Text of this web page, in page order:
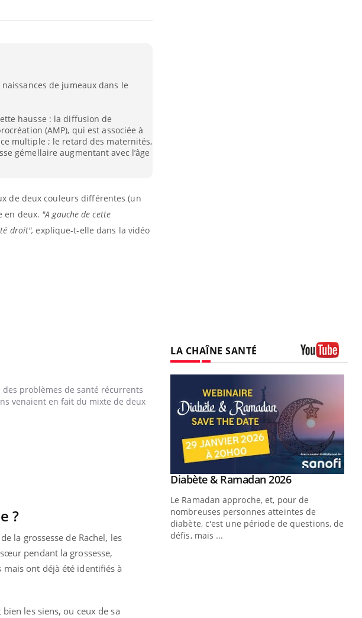
de jumeaux dans le
hausse : la diffusion de
(AMP), qui est associée à
multiple ; le retard des maternités,
gémellaire augmentant avec l’âge
de deux couleurs différentes (un
en deux. "A gauche de cette
droit", explique-t-elle dans la vidéo
problèmes de santé récurrents
venaient en fait du mixte de deux
?
la grossesse de Rachel, les
pendant la grossesse,
mais ont déjà été identifiés à
les siens, ou ceux de sa
LA CHAÎNE SANTÉ
arrive… et avec lui, un tout nouveau
de vie ! Vacances, plage, piscine,
activités en plein air… Nos mains
Youtube
Diabète & Ramadan 2026Youtube
Le Ramadan approche, et, pour de
nombreuses personnes atteintes de
diabète, c'est une période de questions, de
défis, mais ...